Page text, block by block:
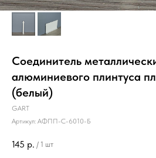
Соединитель
алюминиевого плинтуса
(белый)
GART
Артикул: АФПП-С-6010-Б
145 р. / 1 шт